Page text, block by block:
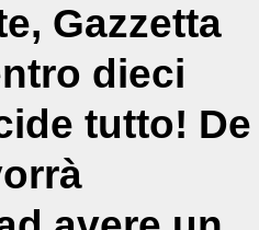
Gazzetta
dieci
tutto! De